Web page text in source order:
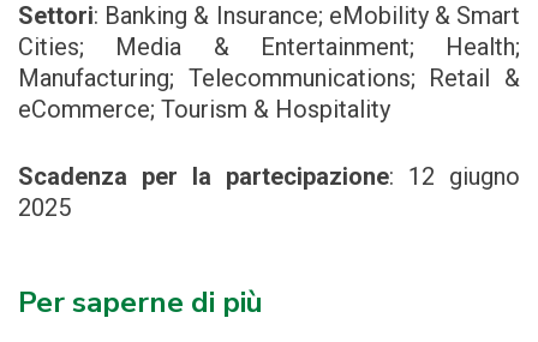
Settori: Banking & Insurance; eMobility & Smart
Cities; Media & Entertainment; Health;
Manufacturing; Telecommunications; Retail &
eCommerce; Tourism & Hospitality
Scadenza per la partecipazione: 12 giugno
2025
Per saperne di più